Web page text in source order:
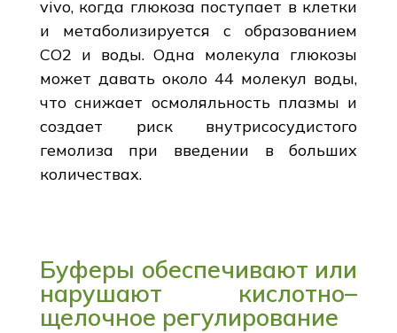
vivo, когда глюкоза поступает в клетки
и метаболизируется с образованием
CO2 и воды. Одна молекула глюкозы
может давать около 44 молекул воды,
что снижает осмоляльность плазмы и
создает риск внутрисосудистого
гемолиза при введении в больших
количествах.
Буферы обеспечивают или
нарушают кислотно–
щелочное регулирование